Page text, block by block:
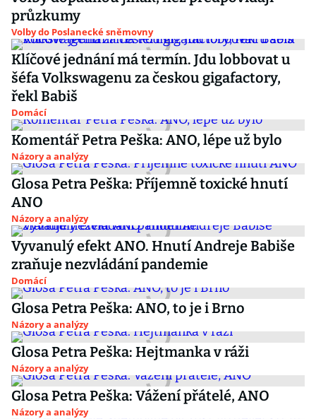
průzkumy
Volby do Poslanecké sněmovny
Klíčové jednání má termín. Jdu lobbovat u
šéfa Volkswagenu za českou gigafactory,
řekl Babiš
Domácí
Komentář Petra Peška: ANO, lépe už bylo
Názory a analýzy
Glosa Petra Peška: Příjemně toxické hnutí
ANO
Názory a analýzy
Vyvanulý efekt ANO. Hnutí Andreje Babiše
zraňuje nezvládání pandemie
Domácí
Glosa Petra Peška: ANO, to je i Brno
Názory a analýzy
Glosa Petra Peška: Hejtmanka v ráži
Názory a analýzy
Glosa Petra Peška: Vážení přátelé, ANO
Názory a analýzy